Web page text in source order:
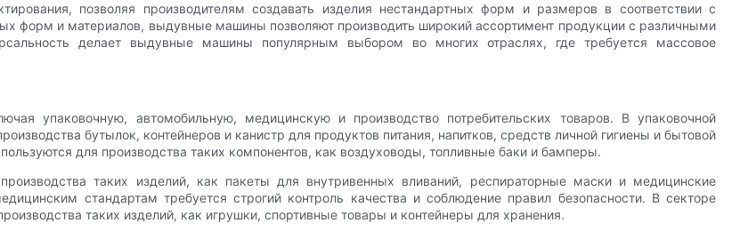
позволяя производителям создавать изделия нестандартных форм и размеров в соответствии с
форм и материалов, выдувные машины позволяют производить широкий ассортимент продукции с различными
делает выдувные машины популярным выбором во многих отраслях, где требуется массовое
упаковочную, автомобильную, медицинскую и производство потребительских товаров. В упаковочной
бутылок, контейнеров и канистр для продуктов питания, напитков, средств личной гигиены и бытовой
для производства таких компонентов, как воздуховоды, топливные баки и бамперы.
таких изделий, как пакеты для внутривенных вливаний, респираторные маски и медицинские
стандартам требуется строгий контроль качества и соблюдение правил безопасности. В секторе
таких изделий, как игрушки, спортивные товары и контейнеры для хранения.